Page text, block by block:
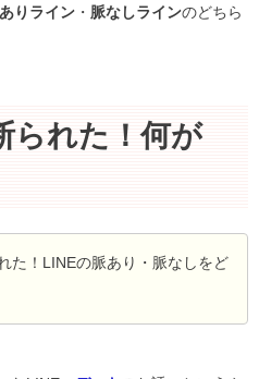
りライン ・ 脈なしラインのどちら
られた！何が
た！LINEの脈あり・脈なしをど